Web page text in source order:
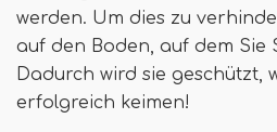
werden. Um dies zu
auf den Boden, auf dem Sie
Dadurch wird sie geschützt,
erfolgreich keimen!